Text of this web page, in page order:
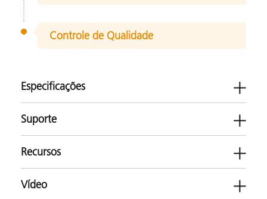
Controle de Qualidade
Especificações
Suporte
Software
Recursos
Vídeo